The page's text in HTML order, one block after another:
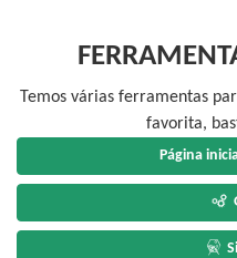
Temos várias ferramentas
favorita,
Página